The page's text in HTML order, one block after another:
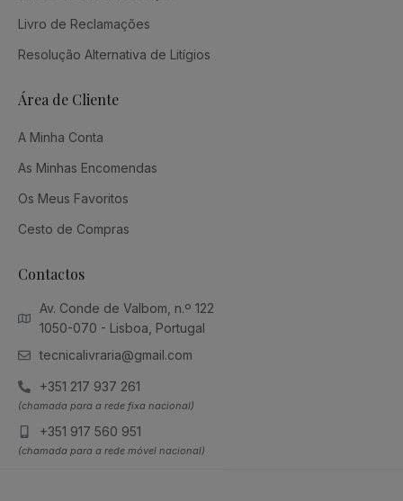
Livro de Reclamações
Resolução Alternativa de Litígios
Área de Cliente
A Minha Conta
As Minhas Encomendas
Os Meus Favoritos
Cesto de Compras
Contactos
Av. Conde de Valbom, n.º 122
1050-070 - Lisboa, Portugal
tecnicalivraria@gmail.com
+351 217 937 261
(chamada para a rede fixa nacional)
+351 917 560 951
(chamada para a rede móvel nacional)